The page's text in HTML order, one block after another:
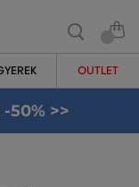
OUTLET
50% >>